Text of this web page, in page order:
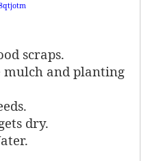
scraps.
mulch and planting
dry.